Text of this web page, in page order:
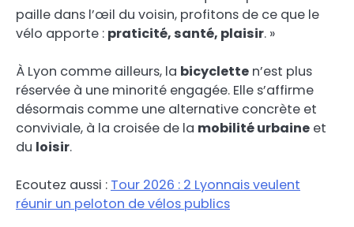
paille dans l’œil du voisin, profitons de ce que le
vélo apporte : praticité, santé, plaisir. »
À Lyon comme ailleurs, la bicyclette n’est plus
réservée à une minorité engagée. Elle s’affirme
désormais comme une alternative concrète et
conviviale, à la croisée de la mobilité urbaine et
du loisir.
Ecoutez aussi : Tour 2026 : 2 Lyonnais veulent
réunir un peloton de vélos publics